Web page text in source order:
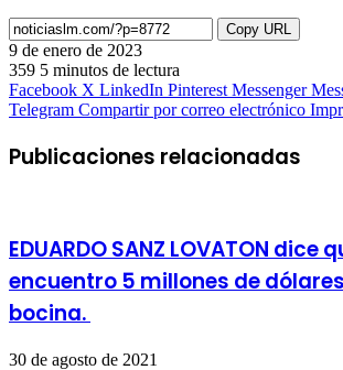
Copy URL
9 de enero de 2023
359 5 minutos de lectura
Facebook X LinkedIn Pinterest Messenger
Telegram Compartir por correo electrónico
Publicaciones relacionadas
EDUARDO SANZ LOVATON dice
encuentro 5 millones de
bocina.
30 de agosto de 2021